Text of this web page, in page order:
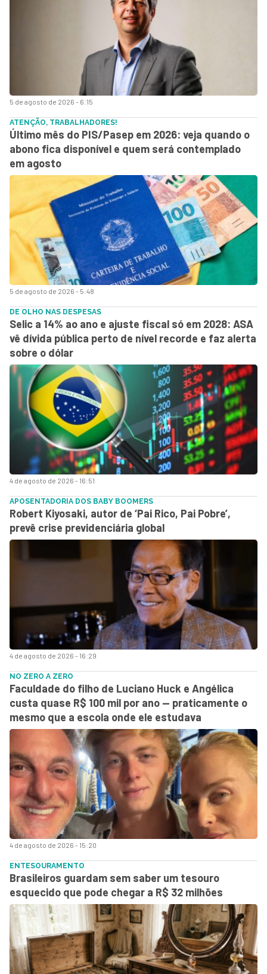
5 de agosto de 2026 - 6:15
5 de agosto de 2026 - 5:48
ATENÇÃO, TRABALHADORES!
Último mês do PIS/Pasep em 2026: veja quando o
abono fica disponível e quem será contemplado
em agosto
4 de agosto de 2026 - 16:51
DE OLHO NAS DESPESAS
Selic a 14% ao ano e ajuste fiscal só em 2028: ASA
vê dívida pública perto de nível recorde e faz alerta
sobre o dólar
4 de agosto de 2026 - 16:29
APOSENTADORIA DOS BABY BOOMERS
Robert Kiyosaki, autor de ‘Pai Rico, Pai Pobre’,
prevê crise previdenciária global
4 de agosto de 2026 - 15:20
NO ZERO A ZERO
Faculdade do filho de Luciano Huck e Angélica
custa quase R$ 100 mil por ano — praticamente o
mesmo que a escola onde ele estudava
ENTESOURAMENTO
Brasileiros guardam sem saber um tesouro
esquecido que pode chegar a R$ 32 milhões